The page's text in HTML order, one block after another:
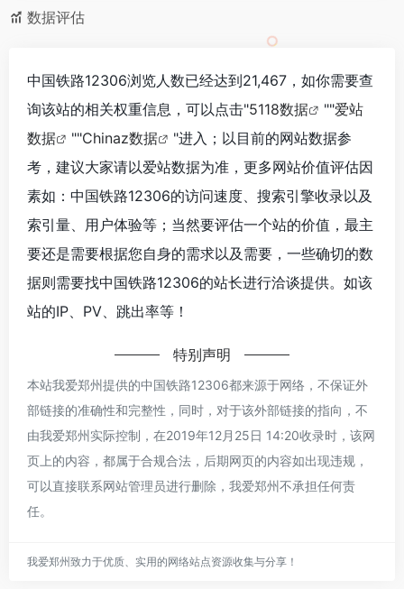
数据评估
中国铁路12306浏览人数已经达到21,467，如你需要查
询该站的相关权重信息，可以点击"5118数据 ""爱站
数据
""Chinaz数据
"进入；以目前的网站数据参
考，建议大家请以爱站数据为准，更多网站价值评估因
素如：中国铁路12306的访问速度、搜索引擎收录以及
索引量、用户体验等；当然要评估一个站的价值，最主
要还是需要根据您自身的需求以及需要，一些确切的数
据则需要找中国铁路12306的站长进行洽谈提供。如该
站的IP、PV、跳出率等！
特别声明
本站我爱郑州提供的中国铁路12306都来源于网络，不保证外
部链接的准确性和完整性，同时，对于该外部链接的指向，不
由我爱郑州实际控制，在2019年12月25日 14:20收录时，该网
页上的内容，都属于合规合法，后期网页的内容如出现违规，
可以直接联系网站管理员进行删除，我爱郑州不承担任何责
任。
我爱郑州致力于优质、实用的网络站点资源收集与分享！